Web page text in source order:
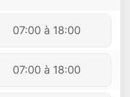
07:00 à 18:00
07:00 à 18:00